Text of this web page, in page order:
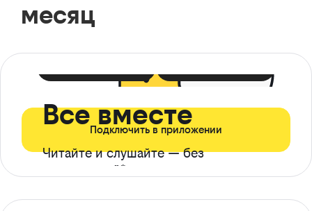
месяц
Все вместе
Читайте и слушайте — без
ограничений*
Подключить в приложении